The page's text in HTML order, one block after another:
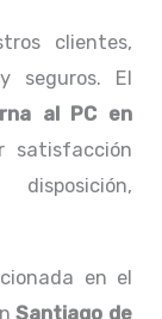
clientes,
seguros. El
al PC en
satisfacción
en el
Santiago de